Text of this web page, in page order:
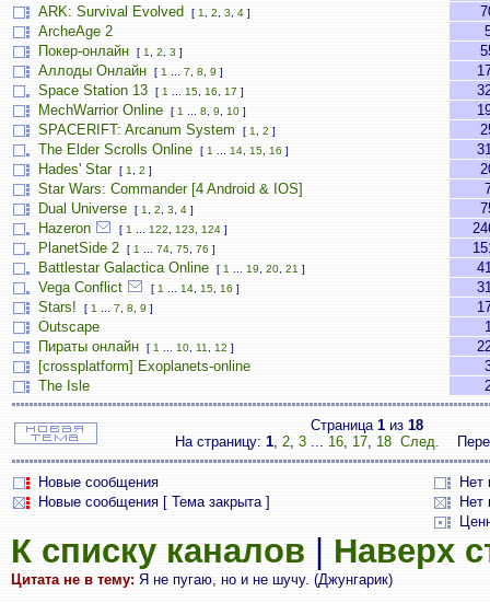
ARK: Survival Evolved
[ 1 2 3 4 ]
ArcheAge 2
Покер-онлайн
[ 1 2 3 ]
Аллоды Онлайн
[ 1 7 8 9 ]
Space Station 13
[ 1 15 16 17 ]
MechWarrior Online
[ 1 8 9 10 ]
SPACERIFT: Arcanum System
[ 1 2 ]
The Elder Scrolls Online
[ 1 14 15 16 ]
Hades' Star
[ 1 2 ]
Star Wars: Commander [4 Android & IOS]
Dual Universe
[ 1 2 3 4 ]
Hazeron
[ 1 122 123 124 ]
PlanetSide 2
[ 1 74 75 76 ]
Battlestar Galactica Online
[ 1 19 20 21 ]
Vega Conflict
[ 1 14 15 16 ]
Stars!
[ 1 7 8 9 ]
Outscape
Пираты онлайн
[ 1 10 11 12 ]
[crossplatform] Exoplanets-online
The Isle
Страница 1из 18
На страницу: 1, 2, 3 ... 16, 17, 18 След.
Новые сообщения
Нет
Новые сообщения [ Тема закрыта ]
Нет
К списку каналов Наверх
Цитата не в тему: Я не пугаю, но и не шучу. (Джунгарик)